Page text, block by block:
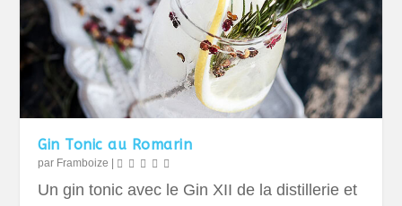
Gin Tonic au Romarin
par Framboize |
Un gin tonic avec le Gin XII de la distillerie et